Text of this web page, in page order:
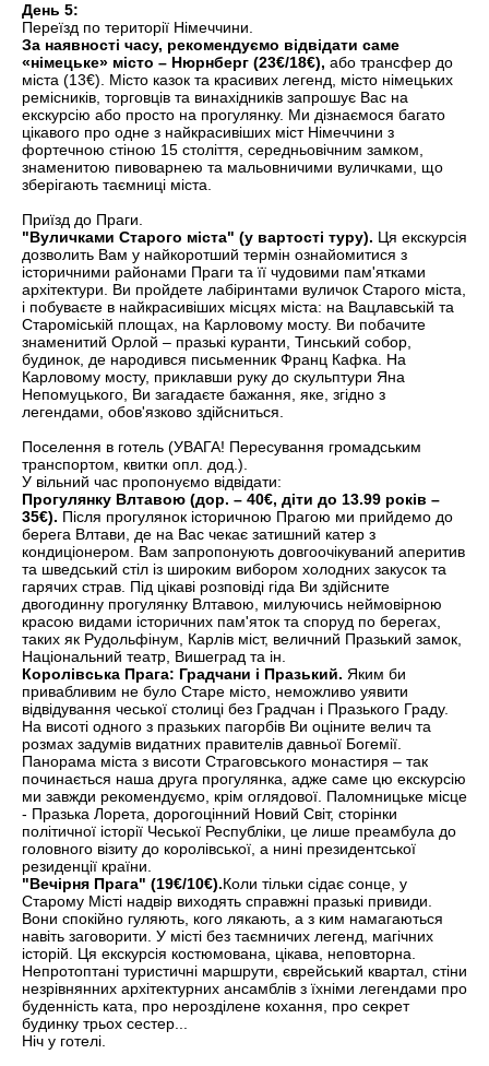
День 5:
Переїзд по території Німеччини.
За наявності часу, рекомендуємо відвідати саме
«німецьке» місто – Нюрнберг (23€/18€), або трансфер до
міста (13€). Місто казок та красивих легенд, місто німецьких
ремісників, торговців та винахідників запрошує Вас на
екскурсію або просто на прогулянку. Ми дізнаємося багато
цікавого про одне з найкрасивіших міст Німеччини з
фортечною стіною 15 століття, середньовічним замком,
знаменитою пивоварнею та мальовничими вуличками, що
зберігають таємниці міста.
Приїзд до Праги.
"Вуличками Старого міста" (у вартості туру). Ця екскурсія
дозволить Вам у найкоротший термін ознайомитися з
історичними районами Праги та її чудовими пам'ятками
архітектури. Ви пройдете лабіринтами вуличок Старого міста,
і побуваєте в найкрасивіших місцях міста: на Вацлавській та
Староміській площах, на Карловому мосту. Ви побачите
знаменитий Орлой – празькі куранти, Тинський собор,
будинок, де народився письменник Франц Кафка. На
Карловому мосту, приклавши руку до скульптури Яна
Непомуцького, Ви загадаєте бажання, яке, згідно з
легендами, обов'язково здійсниться.
Поселення в готель (УВАГА! Пересування громадським
транспортом, квитки опл. дод.).
У вільний час пропонуємо відвідати:
Прогулянку Влтавою (дор. – 40€, діти до 13.99 років –
35€). Після прогулянок історичною Прагою ми прийдемо до
берега Влтави, де на Вас чекає затишний катер з
кондиціонером. Вам запропонують довгоочікуваний аперитив
та шведський стіл із широким вибором холодних закусок та
гарячих страв. Під цікаві розповіді гіда Ви здійсните
двогодинну прогулянку Влтавою, милуючись неймовірною
красою видами історичних пам'яток та споруд по берегах,
таких як Рудольфінум, Карлів міст, величний Празький замок,
Національний театр, Вишеград та ін.
Королівська Прага: Градчани і Празький. Яким би
привабливим не було Старе місто, неможливо уявити
відвідування чеської столиці без Градчан і Празького Граду.
На висоті одного з празьких пагорбів Ви оціните велич та
розмах задумів видатних правителів давньої Богемії.
Панорама міста з висоти Страговського монастиря – так
починається наша друга прогулянка, адже саме цю екскурсію
ми завжди рекомендуємо, крім оглядової. Паломницьке місце
- Празька Лорета, дорогоцінний Новий Світ, сторінки
політичної історії Чеської Республіки, це лише преамбула до
головного візиту до королівської, а нині президентської
резиденції країни.
"Вечірня Прага" (19€/10€).Коли тільки сідає сонце, у
Старому Місті надвір виходять справжні празькі привиди.
Вони спокійно гуляють, кого лякають, а з ким намагаються
навіть заговорити. У місті без таємничих легенд, магічних
історій. Ця екскурсія костюмована, цікава, неповторна.
Непротоптані туристичні маршрути, єврейський квартал, стіни
незрівнянних архітектурних ансамблів з їхніми легендами про
буденність ката, про нерозділене кохання, про секрет
будинку трьох сестер...
Ніч у готелі.